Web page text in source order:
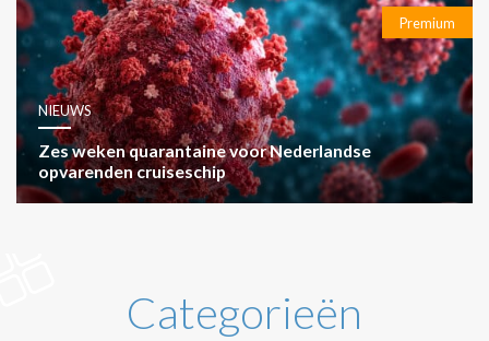
Premium
NIEUWS
Zes weken quarantaine voor Nederlandse
opvarenden cruiseschip
Categorieën